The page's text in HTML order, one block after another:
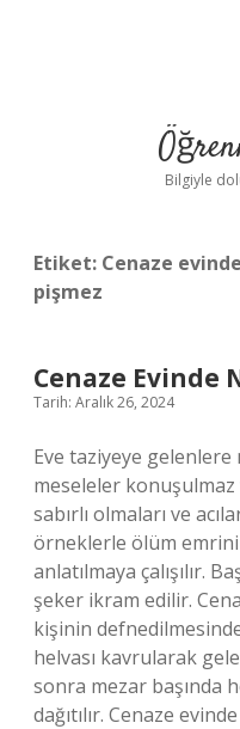
Bilgiyle
Etiket: Cenaze
pişmez
Cenaze Evinde
Tarih: Aralık 26, 2024
Eve taziyeye
meseleler konuşulmaz
sabırlı olmaları ve
örneklerle ölüm
anlatılmaya çalışılır.
şeker ikram edilir.
kişinin
helvası kavrularak
sonra mezar başında
dağıtılır. Cenaze